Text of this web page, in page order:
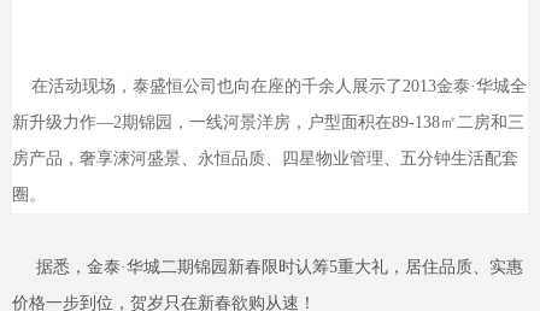
在活动现场，泰盛恒公司也向在座的千余人展示了2013金泰·华城全
新升级力作—2期锦园，一线河景洋房，户型面积在89-138㎡二房和三
房产品，奢享涑河盛景、永恒品质、四星物业管理、五分钟生活配套
圈。
据悉，金泰·华城二期锦园新春限时认筹5重大礼，居住品质、实惠
价格一步到位，贺岁只在新春欲购从速！